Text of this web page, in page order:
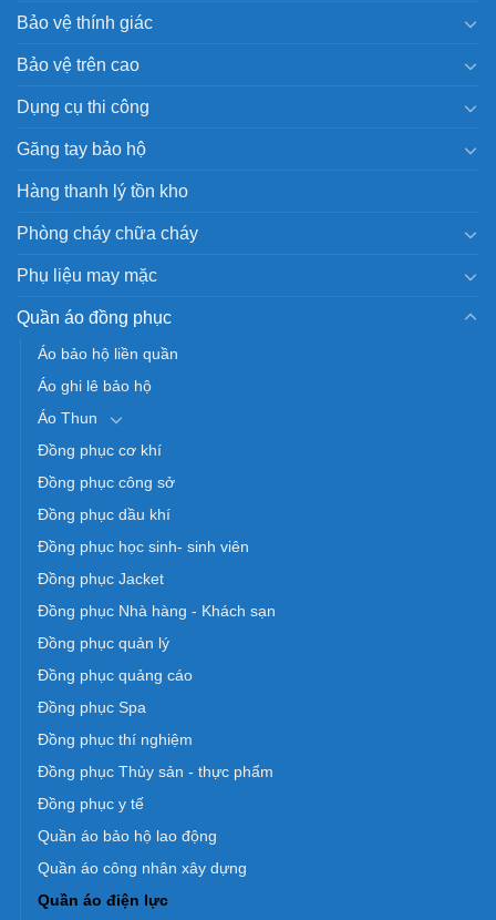
Bảo vệ thính giác
Bảo vệ trên cao
Dụng cụ thi công
Găng tay bảo hộ
Hàng thanh lý tồn kho
Phòng cháy chữa cháy
Phụ liệu may mặc
Quần áo đồng phục
Áo bảo hộ liền quần
Áo ghi lê bảo hộ
Áo Thun
Đồng phục cơ khí
Đồng phục công sở
Đồng phục dầu khí
Đồng phục học sinh- sinh viên
Đồng phục Jacket
Đồng phục Nhà hàng - Khách sạn
Đồng phục quản lý
Đồng phục quảng cáo
Đồng phục Spa
Đồng phục thí nghiệm
Đồng phục Thủy sản - thực phẩm
Đồng phục y tế
Quần áo bảo hộ lao động
Quần áo công nhân xây dựng
Quần áo điện lực